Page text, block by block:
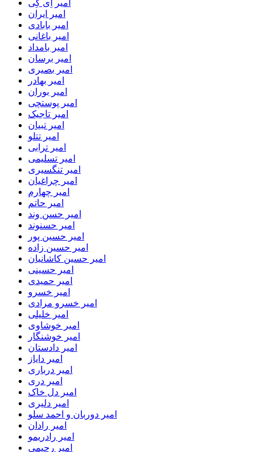
امیر اِی کِی
امیر ایران
امیر بابادی
امیر باغانی
امیر بامداد
امیر برسان
امیر بصیری
امیر بهادر
امیر بوران
امیر پوستچی
امیر تاجیک
امیر تبیان
امیر تتلو
امیر ترابی
امیر تسلیمی
امیر تنگسیری
امیر چراغیان
امیر چهارم
امیر حاتم
امیر حسن وند
امیر حسنوند
امیر حسین پور
امیر حسین زاده
امیر حسین کاشانیان
امیر حسینی
امیر حمیدی
امیر خسرو
امیر خسرو مرادی
امیر خلیلی
امیر خوشاوی
امیر خوشنگار
امیر دادستان
امیر دایاز
امیر درباری
امیر دری
امیر دل خاک
امیر دلیری
امیر دوربان و احمد سلو
امیر رادان
امیر رادریمو
امیر رحیمی